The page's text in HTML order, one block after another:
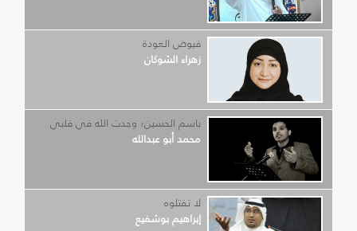
فيوض العودة
زهراء الشوكان
باسم الحسين؛ وجدت الله في قلبي
محمد أبو عبدالله
لا تقتلوه
إبراهيم بوشفيع